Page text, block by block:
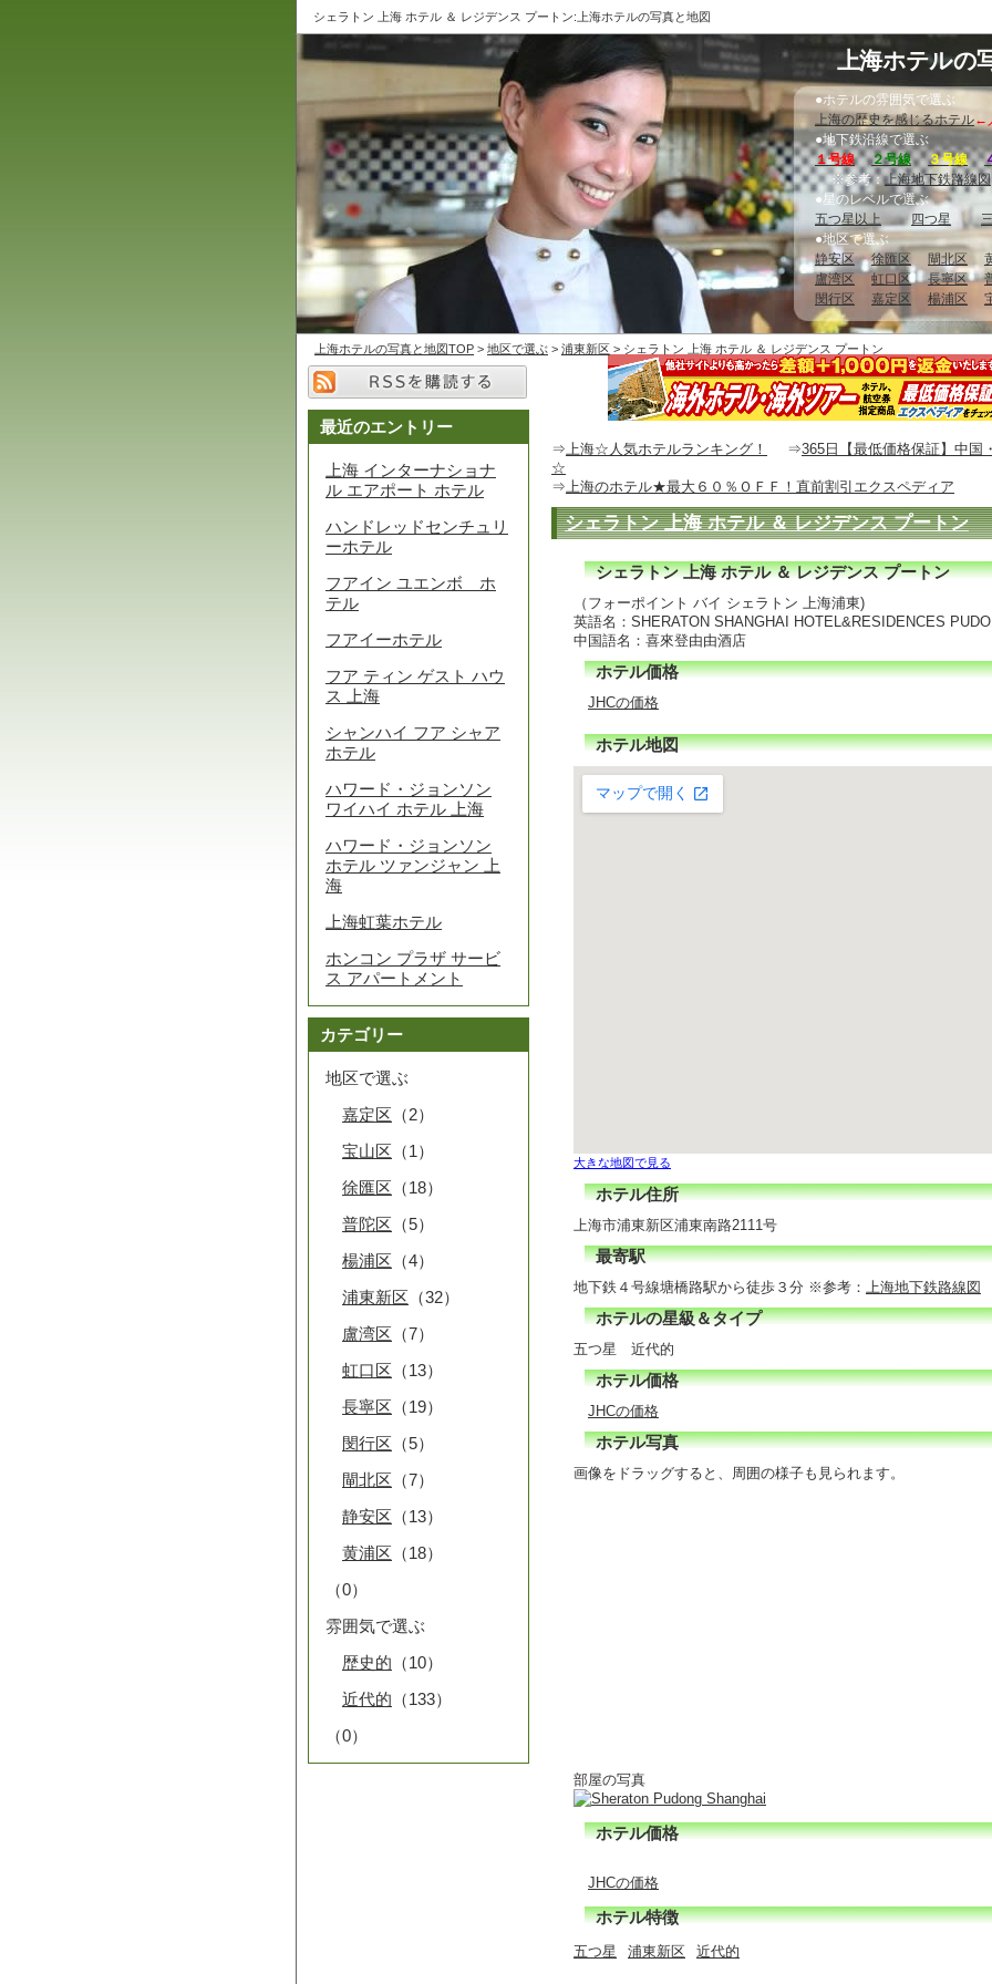
シェラトン 上海 ホテル ＆ レジデンス プートン:上海ホテルの写真と地図
上海ホテルの
●ホテルの雰囲気で選ぶ
上海の歴史を感じるホテル←
●地下鉄沿線で選ぶ
１号線
２号線 ３号線
※参考：上海地下鉄路線図
●星のレベルで選ぶ
五つ星以上
四つ星
●地区で選ぶ
静安区
徐匯区 閘北区
盧湾区
虹口区 長寧区
閔行区
嘉定区 楊浦区
⇒上海☆人気ホテルランキング！ ⇒365日【最低価格保証】中国
☆
⇒上海のホテル★最大６０％ＯＦＦ！直前割引エクスペディア
シェラトン 上海 ホテル ＆ レジデンス プートン
シェラトン 上海 ホテル ＆ レジデンス プートン
（フォーポイント バイ シェラトン 上海浦東)
英語名：SHERATON SHANGHAI HOTEL&RESIDENCES
中国語名：喜來登由由酒店
ホテル価格
JHCの価格
ホテル地図
大きな地図で見る
ホテル住所
上海市浦東新区浦東南路2111号
最寄駅
地下鉄４号線塘橋路駅から徒歩３分 ※参考： 上海地下鉄路線図
ホテルの星級＆タイプ
五つ星 近代的
ホテル価格
JHCの価格
ホテル写真
画像をドラッグすると、周囲の様子も見られます。
部屋の写真
ホテル価格
JHCの価格
ホテル特徴
五つ星 浦東新区 近代的
最近のエントリー
上海 インターナショナ
ル エアポート ホテル
ハンドレッドセンチュリ
ーホテル
フアイン ユエンボ ホ
テル
フアイーホテル
フア ティン ゲスト ハウ
ス 上海
シャンハイ フア シャア
ホテル
ハワード・ジョンソン
ワイハイ ホテル 上海
ハワード・ジョンソン
ホテル ツァンジャン 上
海
上海虹葉ホテル
ホンコン プラザ サービ
ス アパートメント
カテゴリー
地区で選ぶ
嘉定区 （2）
宝山区 （1）
徐匯区 （18）
普陀区 （5）
楊浦区 （4）
浦東新区 （32）
盧湾区 （7）
虹口区 （13）
長寧区 （19）
閔行区 （5）
閘北区 （7）
静安区 （13）
黄浦区 （18）
（0）
雰囲気で選ぶ
歴史的 （10）
近代的 （133）
（0）
上海ホテルの写真と地図TOP > 地区で選ぶ > 浦東新区 > シェラトン 上海 ホテル ＆ レジデンス プートン